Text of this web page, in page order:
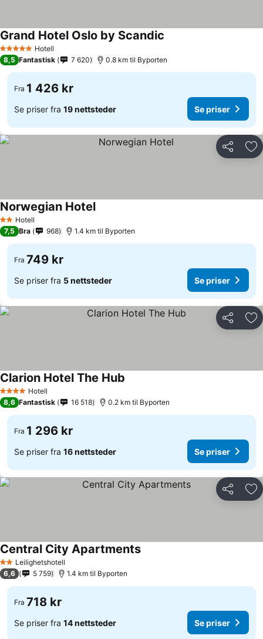
5 Stjerner Hotell
Grand Hotel Oslo by Scandic
8,5 Fantastisk 7 620 0.8 km til Byporten
Fra 1 426 kr
Se priser fra 19 nettsteder Se priser
Del
2 Stjerner
Hotell
Norwegian Hotel
7,5 Bra 968 1.4 km til Byporten
Fra 749 kr
Se priser fra 5 nettsteder Se priser
Del
4 StjernerHotell
Clarion Hotel The Hub
8,6 Fantastisk 16 518 0.2 km til Byporten
Fra 1 296 kr
Se priser fra 16 nettsteder Se priser
Del
2 StjernerLeilighetshotell
Central City Apartments
6,6 5 759 1.4 km til Byporten
Fra 718 kr
Se priser fra 14 nettsteder Se priser